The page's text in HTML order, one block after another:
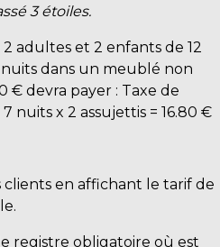
3 étoiles.
adultes et 2 enfants de 12
dans un meublé non
€ devra payer : Taxe de
nuits x 2 assujettis = 16.80 €
clients en affichant le tarif de
registre obligatoire où est